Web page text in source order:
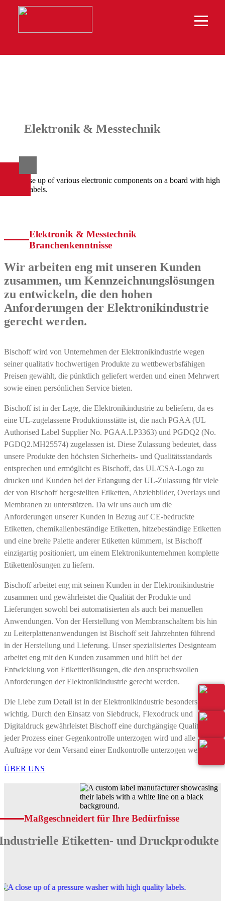
Elektronik & Messtechnik
Elektronik & Messtechnik
Branchenkenntnisse
Wir arbeiten eng mit unseren Kunden
zusammen, um Kennzeichnungslösungen
zu entwickeln, die den hohen
Anforderungen der Elektronikindustrie
gerecht werden.
Bischoff wird von Unternehmen der Elektronikindustrie wegen
seiner qualitativ hochwertigen Produkte zu wettbewerbsfähigen
Preisen gewählt, die pünktlich geliefert werden und einen Mehrwert
sowie einen persönlichen Service bieten.
Bischoff ist in der Lage, die Elektronikindustrie zu beliefern, da es
eine UL-zugelassene Produktionsstätte ist, die nach PGAA (UL
Authorised Label Supplier No. PGAA.LP3363) und PGDQ2 (No.
PGDQ2.MH25574) zugelassen ist. Diese Zulassung bedeutet, dass
unsere Produkte den höchsten Sicherheits- und Qualitätsstandards
entsprechen und ermöglicht es Bischoff, das UL/CSA-Logo zu
drucken und Kunden bei der Erlangung der UL-Zulassung für viele
der von Bischoff hergestellten Etiketten, Abziehbilder, Overlays und
Membranen zu unterstützen. Da wir uns auch um die
Anforderungen unserer Kunden in Bezug auf CE-bedruckte
Etiketten, chemikalienbeständige Etiketten, hitzebeständige Etiketten
und eine breite Palette anderer Etiketten kümmern, ist Bischoff
einzigartig positioniert, um einem Elektronikunternehmen komplette
Etikettenlösungen zu liefern.
Bischoff arbeitet eng mit seinen Kunden in der Elektronikindustrie
zusammen und gewährleistet die Qualität der Produkte und
Lieferungen sowohl bei automatisierten als auch bei manuellen
Anwendungen. Von der Herstellung von Membranschaltern bis hin
zu Leiterplattenanwendungen ist Bischoff seit Jahrzehnten führend
in der Herstellung und Lieferung. Unser spezialisiertes Designteam
arbeitet eng mit den Kunden zusammen und hilft bei der
Entwicklung von Etikettierlösungen, die den anspruchsvollen
Anforderungen der Elektronikindustrie gerecht werden.
Die Liebe zum Detail ist in der Elektronikindustrie besonders
wichtig. Durch den Einsatz von Siebdruck, Flexodruck und
Digitaldruck gewährleistet Bischoff eine durchgängige Qualität, da
jeder Prozess einer Gegenkontrolle unterzogen wird und alle
Aufträge vor dem Versand einer Endkontrolle unterzogen werden.
ÜBER UNS
Maßgeschneidert für Ihre Bedürfnisse
Etiketten- und Druckprodukte